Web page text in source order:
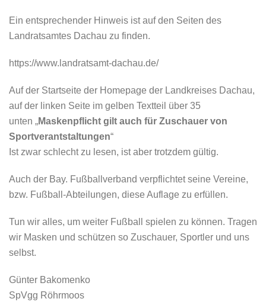
Ein entsprechender Hinweis ist auf den Seiten des
Landratsamtes Dachau zu finden.
https://www.landratsamt-dachau.de/
Auf der Startseite der Homepage der Landkreises Dachau,
auf der linken Seite im gelben Textteil über 35
unten „Maskenpflicht gilt auch für Zuschauer von
Sportverantstaltungen“
Ist zwar schlecht zu lesen, ist aber trotzdem gültig.
Auch der Bay. Fußballverband verpflichtet seine Vereine,
bzw. Fußball-Abteilungen, diese Auflage zu erfüllen.
Tun wir alles, um weiter Fußball spielen zu können. Tragen
wir Masken und schützen so Zuschauer, Sportler und uns
selbst.
Günter Bakomenko
SpVgg Röhrmoos